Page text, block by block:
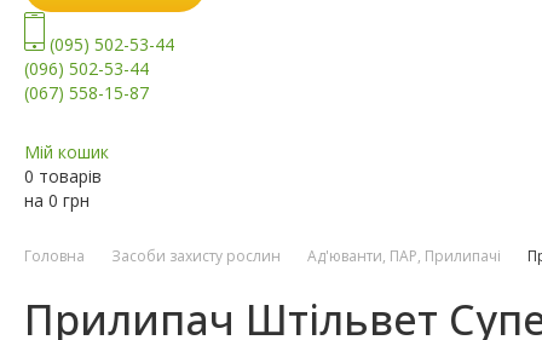
(095) 502-53-44
(096) 502-53-44
(067) 558-15-87
Мій кошик
0 товарів
на 0 грн
Головна Засоби захисту рослин Ад'юванти, ПАР, Прилипачі
Прилипач Штільвет